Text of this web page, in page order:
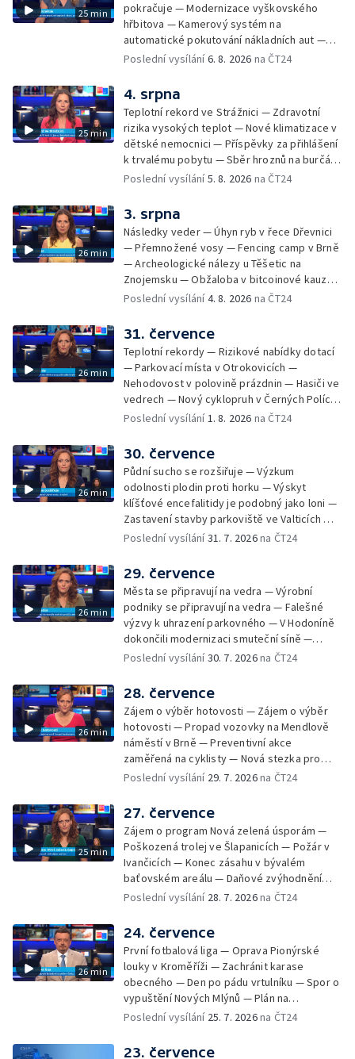
25 min
pokračuje — Modernizace vyškovského
hřbitova — Kamerový systém na
automatické pokutování nákladních aut —
Demolice vyhořelé budovy ve Zlíně — Případ
stadionu na Vyškovsku — Výstraha před
bouřkami — Brno hostí Mezinárodní kytarový
festival — Očkování po kousnutí netopýrem
Poslední vysílání6. 8. 2026 na ČT24
25 min
4. srpna
Teplotní rekord ve Strážnici — Zdravotní
rizika vysokých teplot — Nové klimatizace v
dětské nemocnici — Příspěvky za přihlášení
k trvalému pobytu — Sběr hroznů na burčák
— Dokončení oprav vedení — Skončil termín
vody v obcích — Vyschlá koryta potoků —
Sdílení strážníků na Brněnsku
Poslední vysílání5. 8. 2026 na ČT24
26 min
3. srpna
Následky veder — Úhyn ryb v řece Dřevnici
— Přemnožené vosy — Fencing camp v Brně
— Archeologické nálezy u Těšetic na
Znojemsku — Obžaloba v bitcoinové kauze
— Přestavba silnice přes Bzenec na
Zašové — Letní opravy divadel — Český hlas
ve vesmíru
Poslední vysílání4. 8. 2026 na ČT24
26 min
31. července
Teplotní rekordy — Rizikové nabídky dotací
— Parkovací místa v Otrokovicích —
Nehodovost v polovině prázdnin — Hasiči ve
vedrech — Nový cyklopruh v Černých Polích
— Květinová výstava ve Věžkách
Poslední vysílání1. 8. 2026 na ČT24
26 min
30. července
Půdní sucho se rozšiřuje — Výzkum
odolnosti plodin proti horku — Výskyt
klíšťové encefalitidy je podobný jako loni —
Zastavení stavby parkoviště ve Valticích —
Spor o lokalitu lesa v Rožnově pod
organismus — Kybernetický incident na
Masarykově univerzitě — Slavnostní
vyřazení absolventů Univerzity obran —
Letní kurzy umění pro mladé — Mobilní
kurníky pomáhají na poli
Poslední vysílání31. 7. 2026na ČT24
26 min
29. července
Města se připravují na vedra — Výrobní
podniky se připravují na vedra — Falešné
výzvy k uhrazení parkovného — V Hodoníně
dokončili modernizaci smuteční síně —
Chybějící toalety u dětských hřišť —
bývalého nákupního domu Letná — Končí 52.
ročník Letní filmové školy — 3. ročník
komunitní akce Stůl ve středu — Cesta na
podporu paliativní péče
Poslední vysílání30. 7. 2026na ČT24
26 min
28. července
Zájem o výběr hotovosti — Zájem o výběr
hotovosti — Propad vozovky na Mendlově
náměstí v Brně — Preventivní akce
zaměřená na cyklisty — Nová stezka pro
cyklisty na Zlínsku — Letecká linka mezi
pozorovat zatmění Slunce — Den AČFK na
Letní filmové škole — Milan Uhde slaví 90 let
— Rekonstrukce vojenského srubu
Poslední vysílání 29. 7. 2026na ČT24
25 min
27. července
Zájem o program Nová zelená úsporám —
Poškozená trolej ve Šlapanicích — Požár v
Ivančicích — Konec zásahu v bývalém
baťovském areálu — Daňové zvýhodnění
vína — Výhružky na magistrátu v Olomouci —
Brněnské týmy v první fotbalové lize —
Chystaná rekonstrukce bývalé věznice —
Nový seriál pro děti
Poslední vysílání 28. 7. 2026na ČT24
26 min
24. července
První fotbalová liga — Oprava Pionýrské
louky v Kroměříži — Zachránit karase
obecného — Den po pádu vrtulníku — Spor o
vypuštění Nových Mlýnů — Plán na
odstranění ohořelé budovy — 52. ročník
samostatné továrny
Poslední vysílání 25. 7. 2026na ČT24
23. července